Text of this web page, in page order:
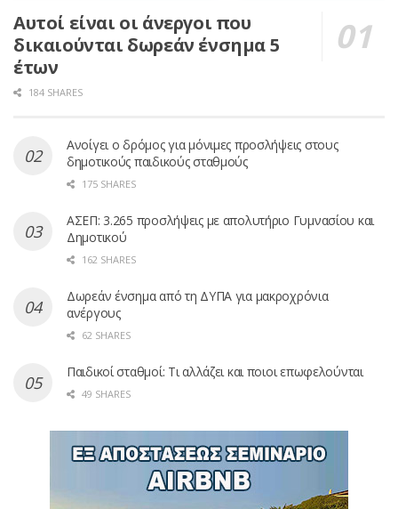
Αυτοί είναι οι άνεργοι που
δικαιούνται δωρεάν ένσημα 5
έτων
184 SHARES
Ανοίγει ο δρόμος για μόνιμες προσλήψεις στους
δημοτικούς παιδικούς σταθμούς
175 SHARES
ΑΣΕΠ: 3.265 προσλήψεις με απολυτήριο Γυμνασίου και
Δημοτικού
162 SHARES
Δωρεάν ένσημα από τη ΔΥΠΑ για μακροχρόνια
ανέργους
62 SHARES
Παιδικοί σταθμοί: Τι αλλάζει και ποιοι επωφελούνται
49 SHARES